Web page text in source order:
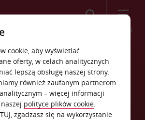
Menu
Minnesota
cookie, aby wyświetlać
oferty, w celach analitycznych
lepszą obsługę naszej strony.
również zaufanym partnerom
– więcej informacji
polityce plików cookie.
zgadzasz się na wykorzystanie